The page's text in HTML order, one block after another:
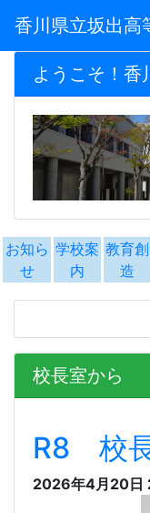
香川県立坂出高
ようこそ！香
お知ら
せ
学校案
内
教育創
造
校長室から
R8 校
2026年4月20日